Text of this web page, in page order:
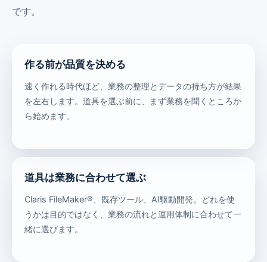
です。
作る前が品質を決める
速く作れる時代ほど、業務の整理とデータの持ち方が結果
を左右します。道具を選ぶ前に、まず業務を聞くところか
ら始めます。
道具は業務に合わせて選ぶ
Claris FileMaker®、既存ツール、AI駆動開発。どれを使
うかは目的ではなく、業務の流れと運用体制に合わせて一
緒に選びます。